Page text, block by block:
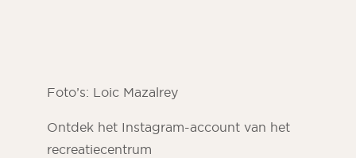
Foto’s: Loic Mazalrey
Ontdek het Instagram-account van het
recreatiecentrum